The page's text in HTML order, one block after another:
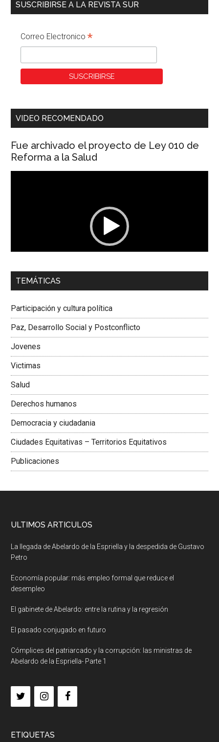
SUSCRIBIRSE A LA REVISTA SUR
Correo Electronico*
VIDEO RECOMENDADO
Fue archivado el proyecto de Ley 010 de
Reforma a la Salud
00:00 01:04
Dra. Carolina Corcho Mejía,Presidenta Corporación
Colombiana
TEMÁTICAS
Participación y cultura política
Paz, Desarrollo Social y Postconflicto
Jovenes
Victimas
Salud
Derechos humanos
Democracia y ciudadania
Ciudades Equitativas – Territorios Equitativos
Publicaciones
ULTIMOS ARTICULOS
La llegada de Abelardo de la Espriella y la despedida de Gustavo
Petro
Economía popular: más empleo formal que reduce el
desempleo
El gabinete de Abelardo: entre la rutina y la regresión
El pasado conjugado en futuro
Cómplices del patriarcado y la corrupción: las ministras de
Abelardo de la Espriella- Parte 1
ETIQUETAS